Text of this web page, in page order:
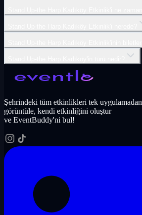
Şehrindeki tüm etkinlikleri tek uygulamadan
görüntüle, kendi etkinliğini oluştur
ve EventBuddy'ni bul!